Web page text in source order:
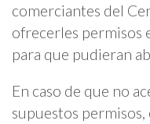
comerciantes del
ofrecerles permisos
para que pudieran
En caso de que no
supuestos